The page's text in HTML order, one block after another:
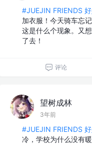
#JUEJIN FRIENDS
加衣服！今天骑车忘
这是什么个现象。又
了去！
评论
望树成林
3年前
#JUEJIN FRIENDS
冷，学校为什么没有